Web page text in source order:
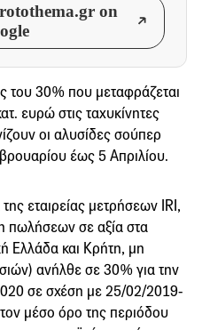
on
του 30% που μεταφράζεται
ευρώ στις ταχυκίνητες
οι αλυσίδες σούπερ
έως 5 Απριλίου.
εταιρείας μετρήσεων IRI,
πωλήσεων σε αξία στα
Ελλάδα και Κρήτη, μη
ανήλθε σε 30% για την
σε σχέση με 25/02/2019-
μέσο όρο της περιόδου